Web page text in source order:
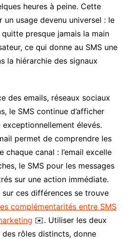
heures à peine. Cette
un usage devenu universel : le
presque jamais la main
ce qui donne au SMS une
la hiérarchie des signaux
des emails, réseaux sociaux
le SMS continue d’afficher
exceptionnellement élevés.
permet de comprendre les
chaque canal : l’email excelle
le SMS pour les messages
sur une action immédiate.
ces différences se trouve
complémentarités entre SMS
✉️. Utiliser les deux
rôles distincts, donne